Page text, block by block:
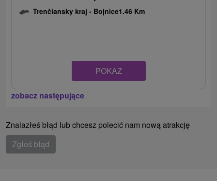
Trenčiansky kraj - Bojnice1.46 Km
POKAZ
zobacz następujące
Znalazłeś błąd lub chcesz polecić nam nową atrakcję
Zgłoś błąd